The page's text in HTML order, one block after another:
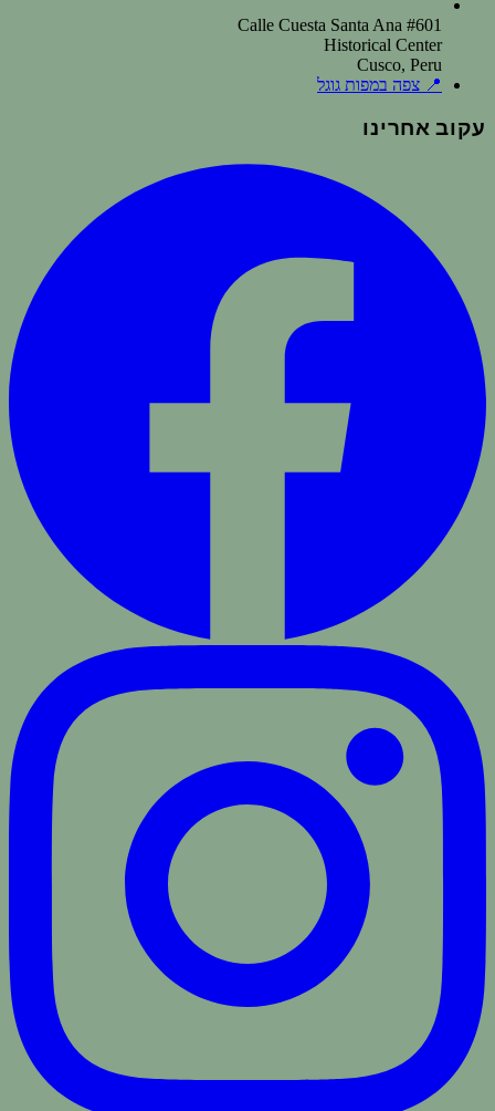
Calle Cuesta Santa Ana #601
Historical Center
Cusco, Peru
📍 צפה במפות גוגל
עקוב אחרינו